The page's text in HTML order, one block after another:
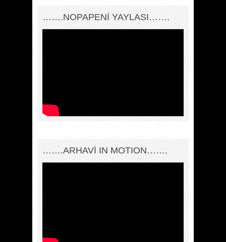
…….NOPAPENİ YAYLASI…….
…….ARHAVI IN MOTION…….